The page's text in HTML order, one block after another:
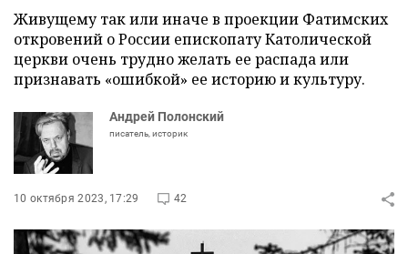
Живущему так или иначе в проекции Фатимских
откровений о России епископату Католической
церкви очень трудно желать ее распада или
признавать «ошибкой» ее историю и культуру.
Андрей Полонский
писатель, историк
10 октября 2023, 17:29 42